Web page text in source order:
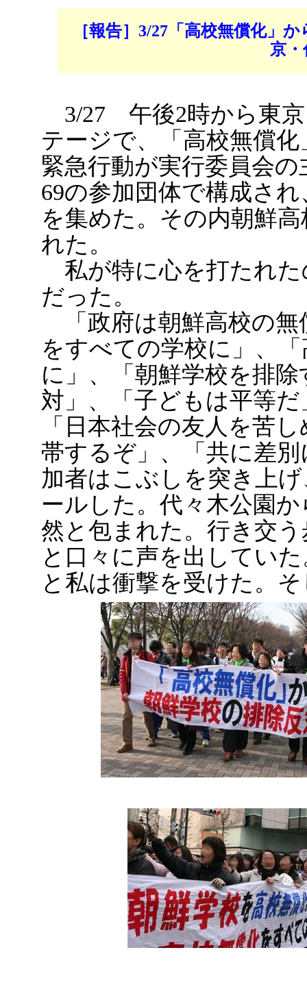
［報告］3/27「高校無償化」
京
3/27 午後2時から東京
テージで、「高校無償
緊急行動が実行委員会
69の参加団体で構成さ
を集めた。その内朝鮮
れた。
私が特に心を打たれた
だった。
「政府は朝鮮高校の無
をすべての学校に」、
に」、「朝鮮学校を排
対」、「子どもは平等
「日本社会の友人を苦
帯するぞ」、「共に差
加者はこぶしを突き上
ールした。代々木公園
然と包まれた。行き交
と口々に声を出してい
と私は衝撃を受けた。